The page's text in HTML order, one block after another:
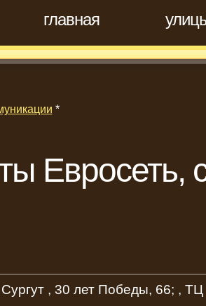
главная
*
Евросеть,
, 30 лет Победы, 66; , ТЦ